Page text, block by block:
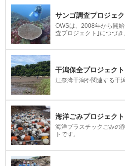
サンゴ調査プロジェク
OWSは、2008年から開
査プロジェクト｣につづき
干潟保全プロジェクト
江奈湾干潟や関連する干
海洋ごみプロジェクト
海洋プラスチックごみの
トです。